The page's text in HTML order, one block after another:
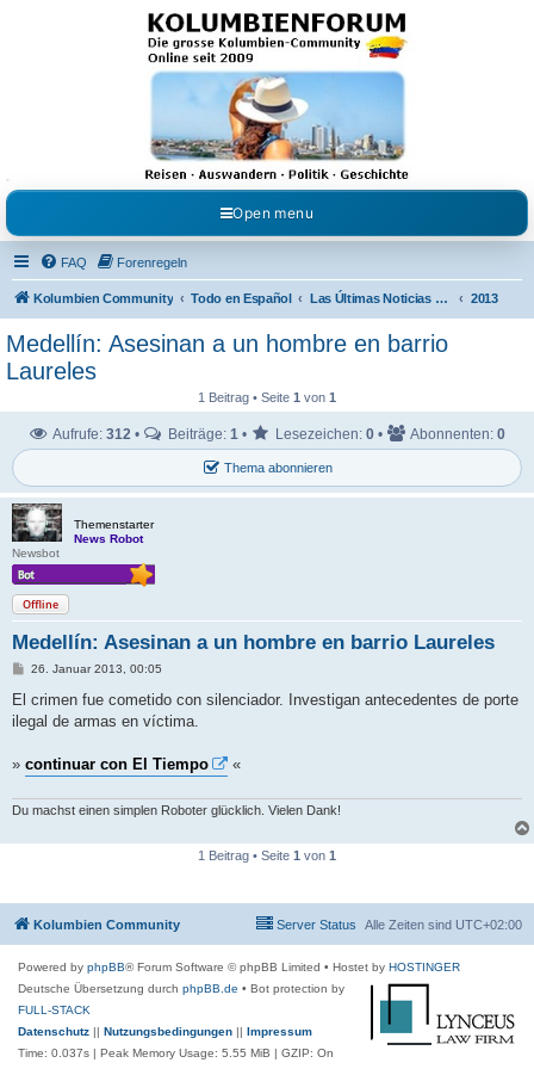
Kolumbienforum - Das
grosse Forum der
Freunde Kolumbiens
Reisen, Auswandern, Kultur, Politik, Geschichte und Visum in Kolumbien und Venezuela.
Austausch, Erfahrungen und Gemeinschaft im Kolumbienforum
Open menu
FAQ Forenregeln
Kolumbien Community Todo en Español Las Últimas Noticias en Español 2013
Medellín: Asesinan a un hombre en barrio
Laureles
1 Beitrag • Seite 1 von 1
Thema abonnieren
Aufrufe: 312 • Beiträge: 1 • Lesezeichen: 0 • Abonnenten: 0
Themenstarter
News Robot
Newsbot
Offline
Medellín: Asesinan a un hombre en barrio Laureles
B
r
26. Januar 2013, 00:05
El crimen fue cometido con silenciador. Investigan antecedentes de porte
ilegal de armas en víctima.
» continuar con El Tiempo «
Du machst einen simplen Roboter glücklich. Vielen Dank!
1 Beitrag • Seite 1 von 1
Kolumbien Community Alle Zeiten sind UTC+02:00
Server Status
Powered by phpBB® Forum Software © phpBB Limited • Hostet by HOSTINGER
Deutsche Übersetzung durch phpBB.de • Bot protection by
FULL-STACK
Datenschutz || Nutzungsbedingungen || Impressum
Time: 0.037s | Peak Memory Usage: 5.55 MiB | GZIP: On